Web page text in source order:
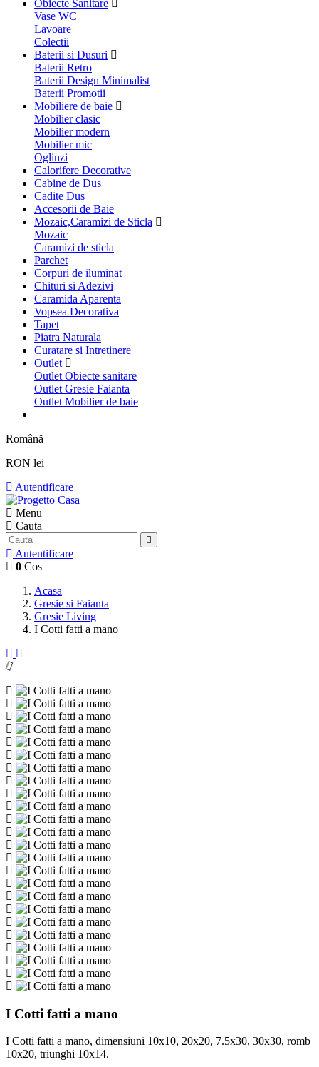
Obiecte Sanitare
Vase WC
Lavoare
Colectii
Baterii si Dusuri
Baterii Retro
Baterii Design Minimalist
Baterii Promotii
Mobiliere de baie
Mobilier clasic
Mobilier modern
Mobilier mic
Oglinzi
Calorifere Decorative
Cabine de Dus
Cadite Dus
Accesorii de Baie
Mozaic,Caramizi de Sticla
Mozaic
Caramizi de sticla
Parchet
Corpuri de iluminat
Chituri si Adezivi
Caramida Aparenta
Vopsea Decorativa
Tapet
Piatra Naturala
Curatare si Intretinere
Outlet
Outlet Obiecte sanitare
Outlet Gresie Faianta
Outlet Mobilier de baie
Română
RON lei
Autentificare
Menu
Cauta
Autentificare
0 Cos
Acasa
Gresie si Faianta
Gresie Living
I Cotti fatti a mano
I Cotti fatti a mano
I Cotti fatti a mano, dimensiuni 10x10, 20x20, 7.5x30, 30x30, romb
10x20, triunghi 10x14.